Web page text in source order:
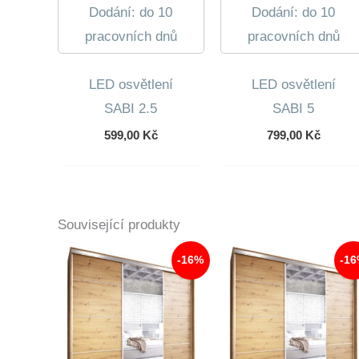
Dodání: do 10
pracovních dnů
LED osvětlení
SABI 2.5
599,00 Kč
Dodání: do 10
pracovních dnů
LED osvětlení
SABI 5
799,00 Kč
Související produkty
-16% -